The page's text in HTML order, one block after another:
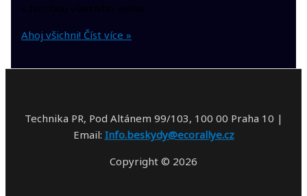
s tvorbou vlastního webu.
Ahoj všichni! Číst více »
Technika PR, Pod Altánem 99/103, 100 00 Praha 10 |
Email: Info.beskydy@ecorallye.cz
Copyright © 2026